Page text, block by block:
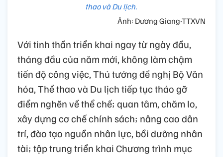
thao và Du lịch.
Ảnh: Dương Giang-TTXVN
Với tinh thần triển khai ngay từ ngày đầu,
tháng đầu của năm mới, không làm chậm
tiến độ công việc, Thủ tướng đề nghị Bộ Văn
hóa, Thể thao và Du lịch tiếp tục tháo gỡ
điểm nghẽn về thể chế; quan tâm, chăm lo,
xây dựng cơ chế chính sách; nâng cao dân
trí, đào tạo nguồn nhân lực, bồi dưỡng nhân
tài; tập trung triển khai Chương trình mục